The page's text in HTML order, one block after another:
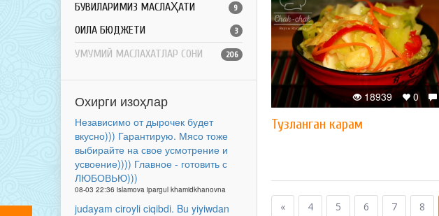
БУВИЛАРИМИЗ МАСЛАҲАТИ 9
ОИЛА БЮДЖЕТИ 3
УМУМИЙ МАСЛАХАТЛАР СОНИ 206
Охирги изоҳлар
Независимо от дырочек будет
вкусно))) Гарантирую. Мясо тоже
выбирайте на свое усмотрение и
усвоение)))) Главное - готовить с
ЛЮБОВЬЮ)))
08-03 22:36 islamova ipargul khamidkhanovna
judayam ciroyli ciqibdi. Bu yiyiwdan
0
18939
Тузланган карам
« 4 5 6 7 8